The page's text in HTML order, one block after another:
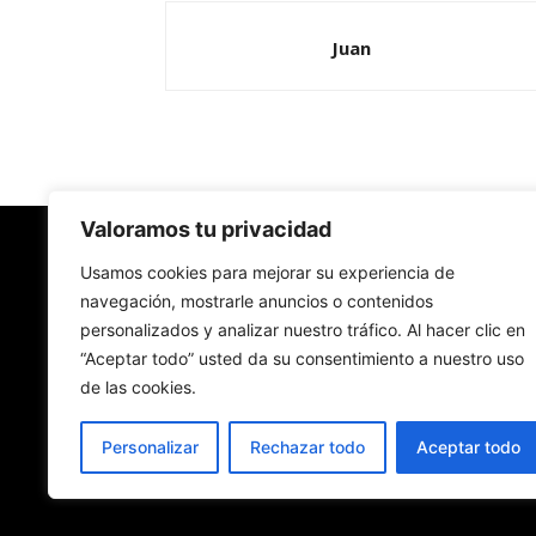
Valoramos tu privacidad
Usamos cookies para mejorar su experiencia de
navegación, mostrarle anuncios o contenidos
personalizados y analizar nuestro tráfico. Al hacer clic en
“Aceptar todo” usted da su consentimiento a nuestro uso
de las cookies.
Personalizar Rechazar todo Aceptar todo
Juan
Redes Cristianas
Una mirada alternativa sobre la Iglesia católica
- Colectivos de Redes Cristianas